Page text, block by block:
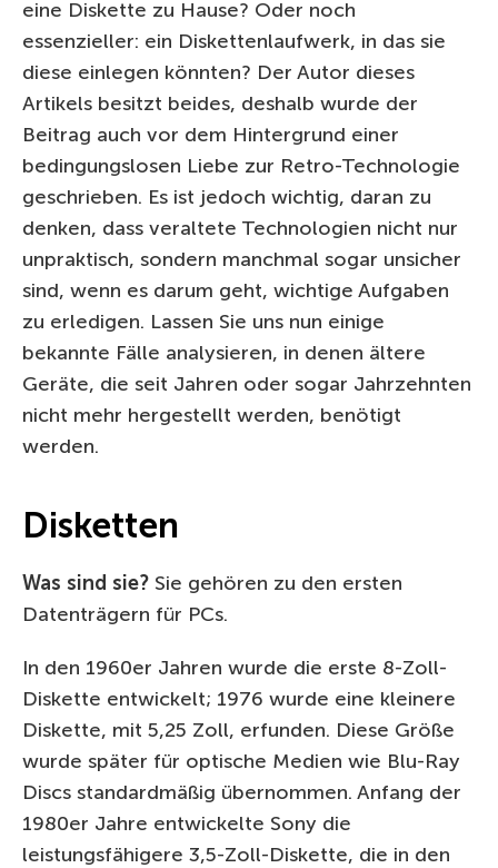
eine Diskette zu Hause? Oder noch
essenzieller: ein Diskettenlaufwerk, in das sie
diese einlegen könnten? Der Autor dieses
Artikels besitzt beides, deshalb wurde der
Beitrag auch vor dem Hintergrund einer
bedingungslosen Liebe zur Retro-Technologie
geschrieben. Es ist jedoch wichtig, daran zu
denken, dass veraltete Technologien nicht nur
unpraktisch, sondern manchmal sogar unsicher
sind, wenn es darum geht, wichtige Aufgaben
zu erledigen. Lassen Sie uns nun einige
bekannte Fälle analysieren, in denen ältere
Geräte, die seit Jahren oder sogar Jahrzehnten
nicht mehr hergestellt werden, benötigt
werden.
Disketten
Was sind sie? Sie gehören zu den ersten
Datenträgern für PCs.
In den 1960er Jahren wurde die erste 8-Zoll-
Diskette entwickelt; 1976 wurde eine kleinere
Diskette, mit 5,25 Zoll, erfunden. Diese Größe
wurde später für optische Medien wie Blu-Ray
Discs standardmäßig übernommen. Anfang der
1980er Jahre entwickelte Sony die
leistungsfähigere 3,5-Zoll-Diskette, die in den